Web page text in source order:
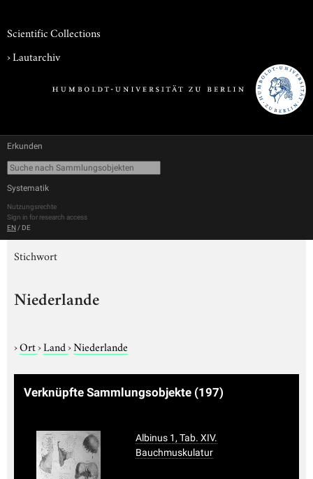
Scientific Collections
›Lautarchiv
Erkunden
Systematik
Nutzungsrechte
Sign in for research access
EN / DE
Stichwort
Niederlande
›Ort›Land›Niederlande
Verknüpfte Sammlungsobjekte (197)
Albinus 1, Tab. XIV.
Bauchmuskulatur